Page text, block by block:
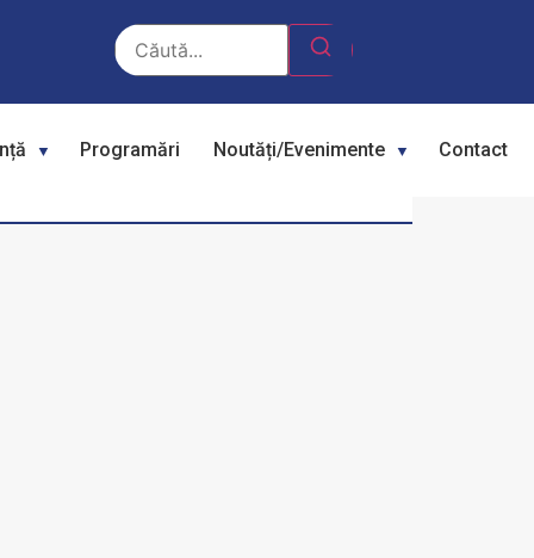
Programări Noutăți/Evenimente Contact